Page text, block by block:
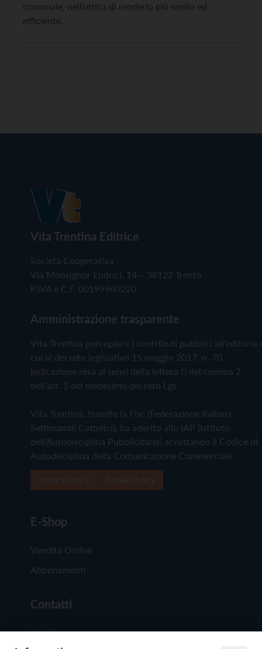
comunale, nell’ottica di renderlo più snello ed
efficiente.
Vita Trentina Editrice
Società Cooperativa
Via Monsignor Endrici, 14 – 38122 Trento
P.IVA e C.F. 00199960220
Amministrazione trasparente
Vita Trentina percepisce i contributi pubblici all'editoria
cui al decreto legislativo 15 maggio 2017, n. 70.
Indicazione resa ai sensi della lettera f) del comma 2
dell'art. 5 del medesimo decreto Lgs.
Vita Trentina, tramite la Fisc (Federazione Italiana
Settimanali Cattolici), ha aderito allo IAP (Istituto
dell'Autodisciplina Pubblicitaria) accettando il Codice di
Autodisciplina della Comunicazione Commerciale
E-Shop
Vendita Online
Abbonamenti
Contatti
Chi Siamo